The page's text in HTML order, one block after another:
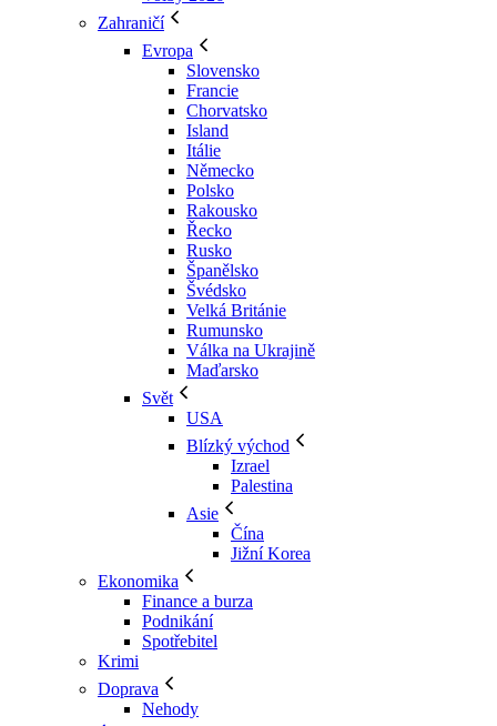
Zahraničí
Evropa
Slovensko
Francie
Chorvatsko
Island
Itálie
Německo
Polsko
Rakousko
Řecko
Rusko
Španělsko
Švédsko
Velká Británie
Rumunsko
Válka na Ukrajině
Maďarsko
Svět
USA
Blízký východ
Izrael
Palestina
Asie
Čína
Jižní Korea
Ekonomika
Finance a burza
Podnikání
Spotřebitel
Krimi
Doprava
Nehody